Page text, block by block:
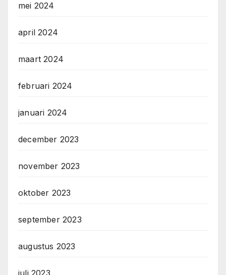
mei 2024
april 2024
maart 2024
februari 2024
januari 2024
december 2023
november 2023
oktober 2023
september 2023
augustus 2023